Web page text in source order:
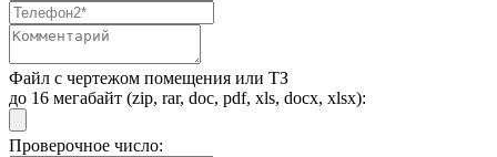
Файл с чертежом помещения или ТЗ
до 16 мегабайт (zip, rar, doc, pdf, xls, docx, xlsx):
Проверочное число: